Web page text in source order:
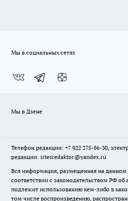
Мы в социальных сетях
Мы в Дзене
Телефон редакции: +7 922 275-86-30,
редакции: sitesredaktor@yandex.ru
Вся информация, размещенная на данном
соответствии с законодательством РФ об
подлежит использованию кем-либо в
том числе воспроизведению,